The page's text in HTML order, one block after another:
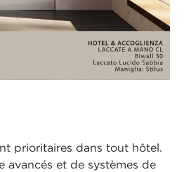
prioritaires dans tout hôtel.
avancés et de systèmes de